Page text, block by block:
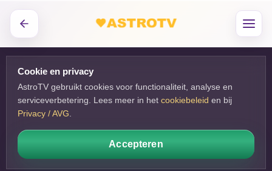
Cookie en privacy
AstroTV gebruikt cookies voor functionaliteit, analyse en
serviceverbetering. Lees meer in het cookiebeleid en bij
Privacy / AVG
Accepteren